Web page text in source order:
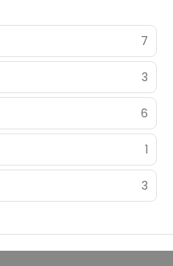
7
3
6
1
3